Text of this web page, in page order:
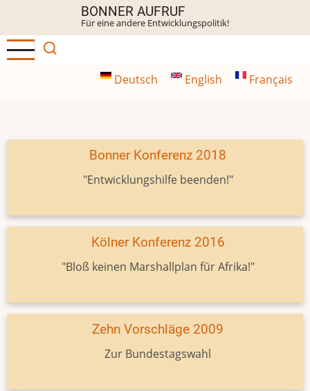
Inhalt
BONNER AUFRUF
Für eine andere Entwicklungspolitik!
Deutsch English Français
Bonner Konferenz 2018
"Entwicklungshilfe beenden!"
Kölner Konferenz 2016
"Bloß keinen Marshallplan für Afrika!"
Zehn Vorschläge 2009
Zur Bundestagswahl